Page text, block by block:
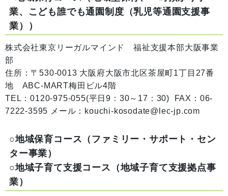
業、こども誰でも通園制度（乳児等通園支援事
業））
株式会社東京リーガルマインド 福祉支援本部大阪事業
部
住所：〒530-0013 大阪府大阪市北区茶屋町1丁目27番
地 ABC-MART梅田ビル4階
TEL：0120-975-055(平日9：30～17：30) FAX：06-
7222-3595 メール：kouchi-kosodate@lec-jp.com
○地域保育コース（ファミリー・サポート・セン
ター事業）
○地域子育て支援コース（地域子育て支援拠点事
業）